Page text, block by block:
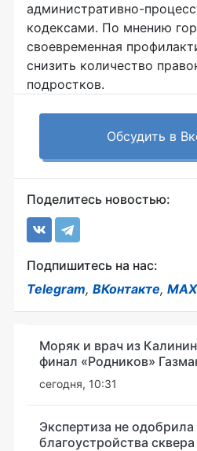
административно-
кодексами. По мнению
своевременная
снизить количество
подростков.
Обсудить в
Поделитесь новостью:
Подпишитесь на нас:
Telegram, ВКонтакте, MAX
Моряк и врач из
финал «Родников»
сегодня, 10:31
Экспертиза не одобрила
благоустройства